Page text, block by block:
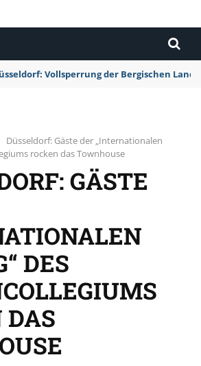
Vollsperrung der Bergischen
Düsseldorf: Gäste der „Internationalen
rocken das Townhouse
GÄSTE
DES
DAS